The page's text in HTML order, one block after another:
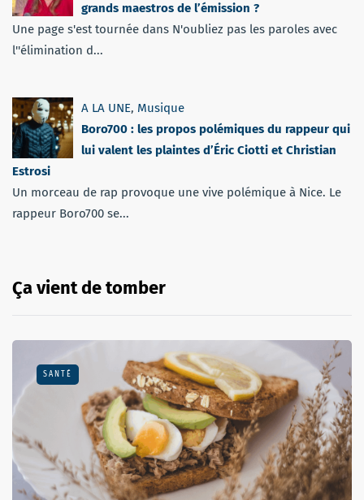
grands maestros de l’émission ?
Une page s'est tournée dans N'oubliez pas les paroles avec
l''élimination d...
A LA UNE, Musique
Boro700 : les propos polémiques du rappeur qui
lui valent les plaintes d’Éric Ciotti et Christian
Estrosi
Un morceau de rap provoque une vive polémique à Nice. Le
rappeur Boro700 se...
Ça vient de tomber
SANTÉ